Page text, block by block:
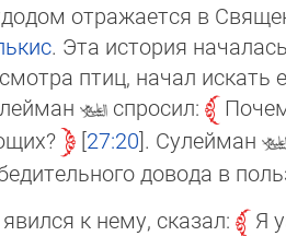
отражается в
. Эта история
птиц, начал искать
спросил:
27:20 . Сулейман
довода в
к нему, сказал:
Я